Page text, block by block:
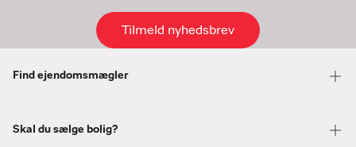
Tilmeld nyhedsbrev
Find ejendomsmægler
Skal du sælge bolig?